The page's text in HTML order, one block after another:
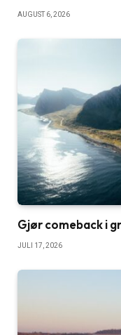
AUGUST 6, 2026
Gjør comeback i
JULI 17, 2026